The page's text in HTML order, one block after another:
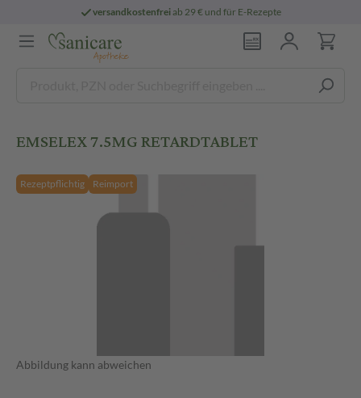
versandkostenfreiab 29 € und für E-Rezepte
EMSELEX 7.5MG RETARDTABLET
Rezeptpflichtig Reimport
Abbildung kann abweichen